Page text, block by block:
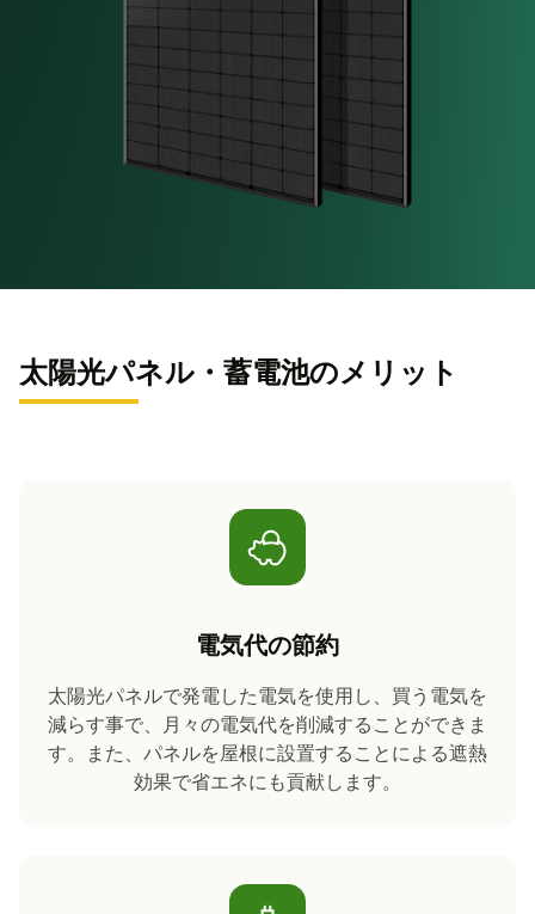
太陽光パネル・蓄電池のメリット
電気代の節約
太陽光パネルで発電した電気を使用し、買う電気を
減らす事で、月々の電気代を削減することができま
す。また、パネルを屋根に設置することによる遮熱
効果で省エネにも貢献します。